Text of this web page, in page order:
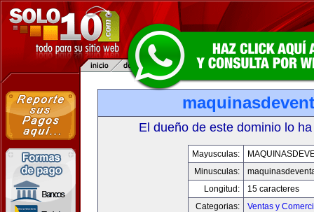
El dueño de este dominio lo
Mayusculas:
Minusculas:
Longitud:
15 caracteres
Categorias:
Ventas y